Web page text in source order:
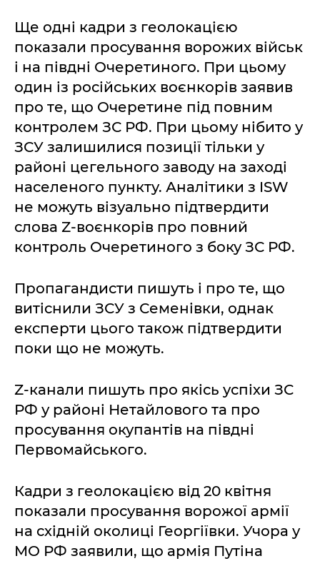
Ще одні кадри з геолокацією
показали просування ворожих військ
і на півдні Очеретиного. При цьому
один із російських воєнкорів заявив
про те, що Очеретине під повним
контролем ЗС РФ. При цьому нібито у
ЗСУ залишилися позиції тільки у
районі цегельного заводу на заході
населеного пункту. Аналітики з ISW
не можуть візуально підтвердити
слова Z-воєнкорів про повний
контроль Очеретиного з боку ЗС РФ.
Пропагандисти пишуть і про те, що
витіснили ЗСУ з Семенівки, однак
експерти цього також підтвердити
поки що не можуть.
Z-канали пишуть про якісь успіхи ЗС
РФ у районі Нетайлового та про
просування окупантів на півдні
Первомайського.
Кадри з геолокацією від 20 квітня
показали просування ворожої армії
на східній околиці Георгіївки. Учора у
МО РФ заявили, що армія Путіна